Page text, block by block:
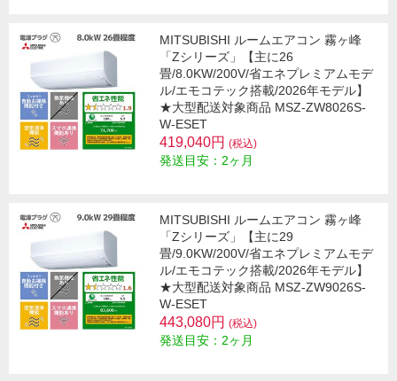
MITSUBISHI ルームエアコン 霧ヶ峰
「Zシリーズ」【主に26
畳/8.0KW/200V/省エネプレミアムモデ
ル/エモコテック搭載/2026年モデル】
★大型配送対象商品 MSZ-ZW8026S-
W-ESET
419,040円 (税込)
発送目安：2ヶ月
MITSUBISHI ルームエアコン 霧ヶ峰
「Zシリーズ」【主に29
畳/9.0KW/200V/省エネプレミアムモデ
ル/エモコテック搭載/2026年モデル】
★大型配送対象商品 MSZ-ZW9026S-
W-ESET
443,080円 (税込)
発送目安：2ヶ月